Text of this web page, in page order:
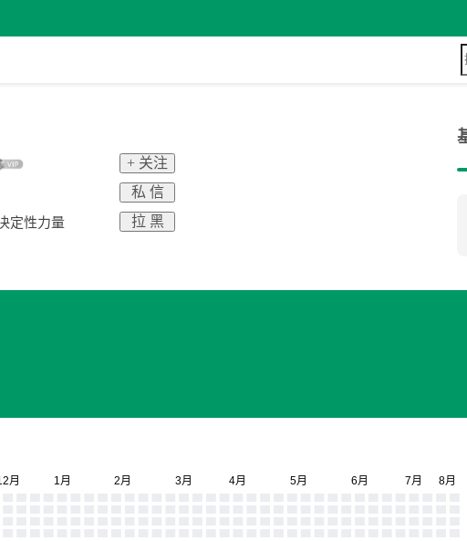
定性力量
+ 关注
私 信
拉 黑